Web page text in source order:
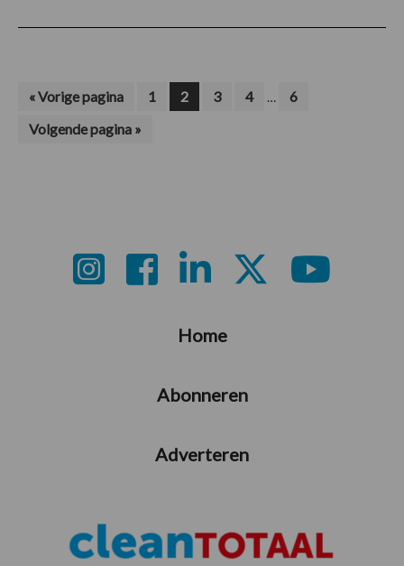
«Ga
Vorige pagina Pagina
1 Pagina
2 Pagina
3 Pagina
4
Interim
… Pagina
6
Ga
naar
Volgende pagina »
Footer
Home
Abonneren
Adverteren